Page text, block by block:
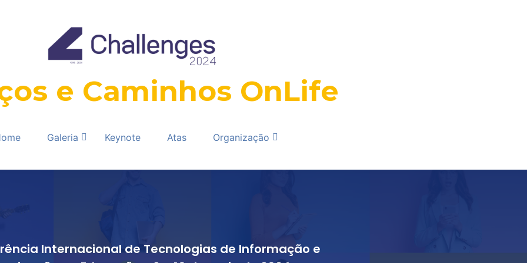
e Caminhos OnLife
Galeria Keynote Atas Organização
Internacional de Tecnologias de Informação e